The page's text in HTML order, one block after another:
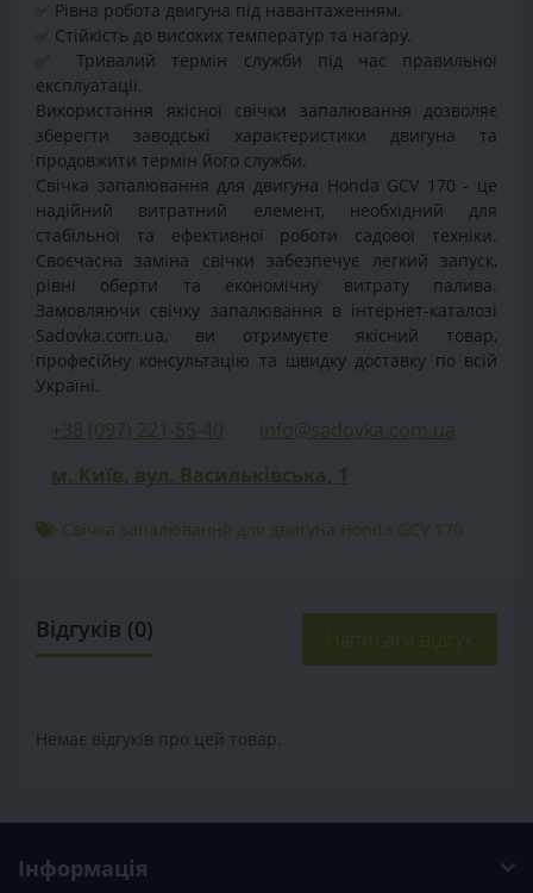
Рівна робота двигуна під навантаженням.
Стійкість до високих температур та нагару.
Тривалий термін служби під час правильної
експлуатації.
Використання якісної свічки запалювання дозволяє
зберегти заводські характеристики двигуна та
продовжити термін його служби.
Свічка запалювання для двигуна Honda GCV 170 - це
надійний витратний елемент, необхідний для
стабільної та ефективної роботи садової техніки.
Своєчасна заміна свічки забезпечує легкий запуск,
рівні оберти та економічну витрату палива.
Замовляючи свічку запалювання в інтернет-каталозі
Sadovka.com.ua, ви отримуєте якісний товар,
професійну консультацію та швидку доставку по всій
Україні.
+38 (097) 221-55-40
info@sadovka.com.ua
м. Київ, вул. Васильківська, 1
Свічка запалювання для двигуна Honda GCV 170
Відгуків (0) Написати відгук
Немає відгуків про цей товар.
Інформація